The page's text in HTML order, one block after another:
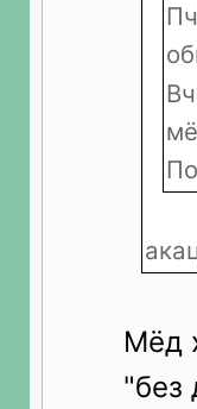
Мёд
"без